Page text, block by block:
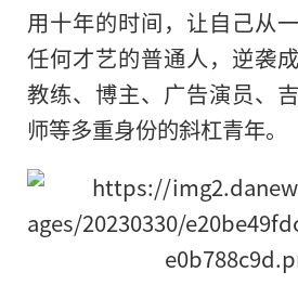
用十年的时间，让自己从
任何才艺的普通人，逆袭
教练、博主、广告演员、
师等多重身份的斜杠青年。